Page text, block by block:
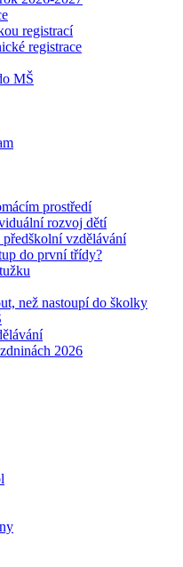
registrací
registrace
MŠ
prostředí
rozvoj dětí
vzdělávání
do první třídy?
než nastoupí do školky
2026